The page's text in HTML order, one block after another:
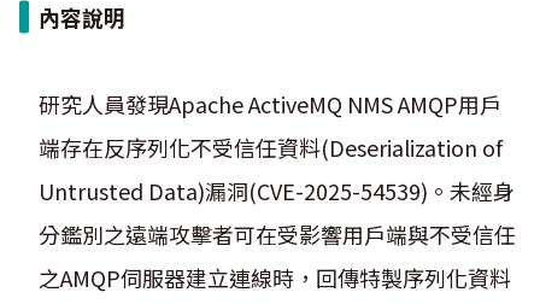
內容說明
研究人員發現Apache ActiveMQ NMS AMQP用戶
端存在反序列化不受信任資料(Deserialization of
Untrusted Data)漏洞(CVE-2025-54539)。未經身
分鑑別之遠端攻擊者可在受影響用戶端與不受信任
之AMQP伺服器建立連線時，回傳特製序列化資料